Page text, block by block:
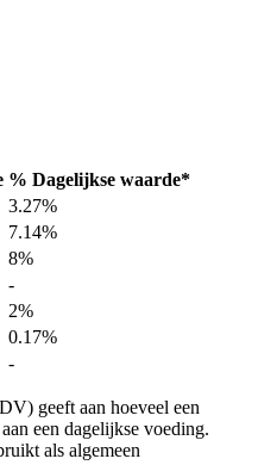
% Dagelijkse waarde*
3.27%
7.14%
8%
-
2%
0.17%
-
geeft aan hoeveel een
een dagelijkse voeding.
als algemeen